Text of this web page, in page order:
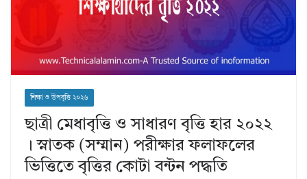
শিক্ষা ও উপবৃত্তি ২০২৬
ছাত্রী মেধাবৃত্তি ও সাধারণ বৃত্তি হার ২০২২
। স্নাতক (সম্মান) পরীক্ষার ফলাফলের
ভিত্তিতে বৃত্তির কোটা বন্টন পদ্ধতি